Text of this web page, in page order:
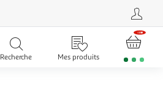
Recherche Mes produits